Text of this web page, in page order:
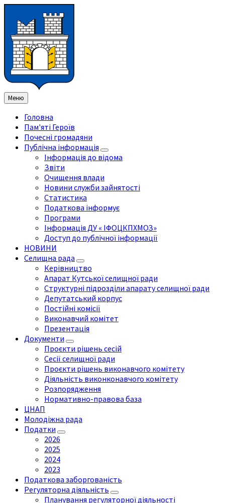
змісту
ліву
бічну
панель
праву
бічну
панель
нижнього
колонтитула
Меню
Головна
Пам'яті Героїв
Почесні громадяни
Публічна інформація
Інформація до відома
Звіти
Очищення влади
Новини служби зайнятості
Статистика
Податкова інформує
Програми
Інформація ДУ « ІФОЦКПХМОЗ»
Доступ до публічної інформації
НОВИНИ
Селищна рада
Керівництво
Апарат Кутської селищної ради
Структурні підрозділи апарату селищної ради
Депутатський корпус
Постійні комісії
Виконавчий комітет
Презентація
Документи
Проєкти рішень сесій
Сесії селищної ради
Проєкти рішень виконавчого комітету
Діяльність виконконавчого комітету
Розпорядження
Нормативно-правова база
ЦНАП
Молодіжна рада
Податки
2026
2025
2024
2023
Податкова заборгованість
Регуляторна діяльність
Планування регуляторної діяльності